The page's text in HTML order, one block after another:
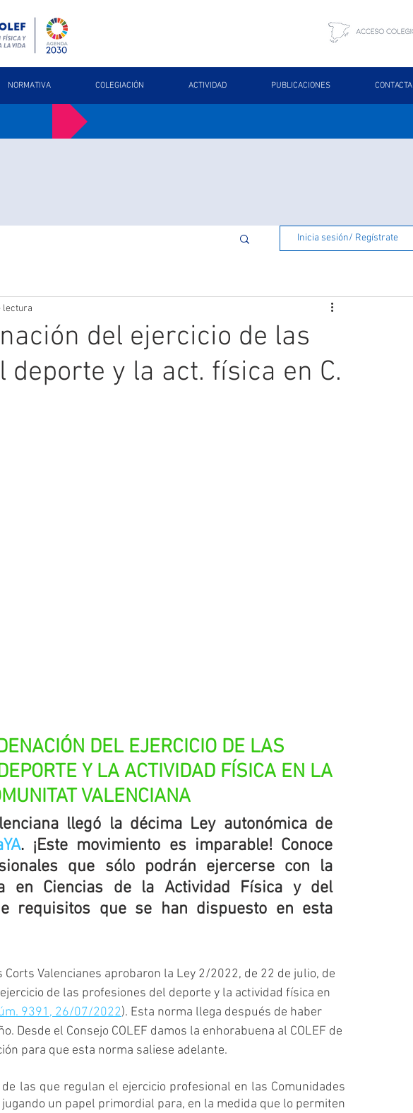
NORMATIVA COLEGIACIÓN ACTIVIDAD PUBLICACIONES CONTACTA
Inicia sesión/ Regístrate
del ejercicio de las
deporte y la act. física en C.
lectura
DEL EJERCICIO DE LAS
Y LA ACTIVIDAD FÍSICA EN LA
VALENCIANA
. ¡Este movimiento es imparable! Conoce
que sólo podrán ejercerse con la
en Ciencias de la Actividad Física y del
requisitos que se han dispuesto en esta
Valencianes aprobaron la Ley 2/2022, de 22 de julio, de
de las profesiones del deporte y la actividad física en
9391, 26/07/2022). Esta norma llega después de haber
Desde el Consejo COLEF damos la enhorabuena al COLEF de
para que esta norma saliese adelante.
las que regulan el ejercicio profesional en las Comunidades
un papel primordial para, en la medida que lo permiten